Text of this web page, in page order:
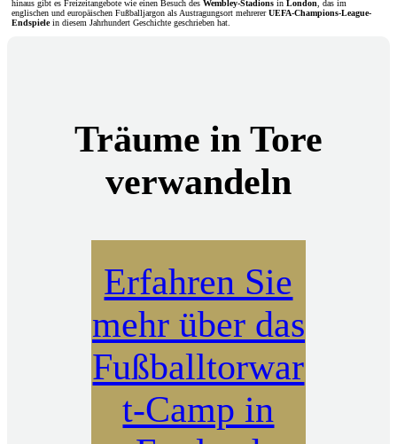
hinaus gibt es Freizeitangebote wie einen Besuch des Wembley-Stadions in London , das im
englischen und europäischen Fußballjargon als Austragungsort mehrererUEFA-Champions-League-
Endspielein diesem Jahrhundert Geschichte geschrieben hat.
Träume in Tore
verwandeln
Erfahren Sie
mehr über das
Fußballtorwar
t-Camp in